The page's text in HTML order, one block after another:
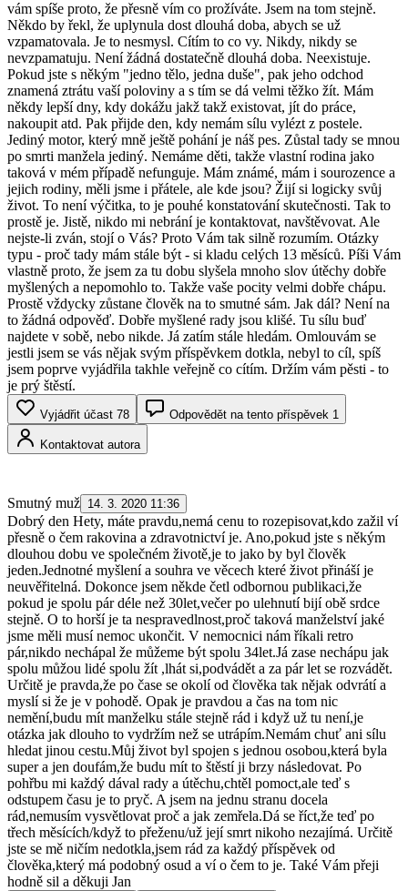
vám spíše proto, že přesně vím co prožíváte. Jsem na tom stejně.
Někdo by řekl, že uplynula dost dlouhá doba, abych se už
vzpamatovala. Je to nesmysl. Cítím to co vy. Nikdy, nikdy se
nevzpamatuju. Není žádná dostatečně dlouhá doba. Neexistuje.
Pokud jste s někým "jedno tělo, jedna duše", pak jeho odchod
znamená ztrátu vaší poloviny a s tím se dá velmi těžko žít. Mám
někdy lepší dny, kdy dokážu jakž takž existovat, jít do práce,
nakoupit atd. Pak přijde den, kdy nemám sílu vylézt z postele.
Jediný motor, který mně ještě pohání je náš pes. Zůstal tady se mnou
po smrti manžela jediný. Nemáme děti, takže vlastní rodina jako
taková v mém případě nefunguje. Mám známé, mám i sourozence a
jejich rodiny, měli jsme i přátele, ale kde jsou? Žijí si logicky svůj
život. To není výčitka, to je pouhé konstatování skutečnosti. Tak to
prostě je. Jistě, nikdo mi nebrání je kontaktovat, navštěvovat. Ale
nejste-li zván, stojí o Vás? Proto Vám tak silně rozumím. Otázky
typu - proč tady mám stále být - si kladu celých 13 měsíců. Píši Vám
vlastně proto, že jsem za tu dobu slyšela mnoho slov útěchy dobře
myšlených a nepomohlo to. Takže vaše pocity velmi dobře chápu.
Prostě vždycky zůstane člověk na to smutné sám. Jak dál? Není na
to žádná odpověď. Dobře myšlené rady jsou klišé. Tu sílu buď
najdete v sobě, nebo nikde. Já zatím stále hledám. Omlouvám se
jestli jsem se vás nějak svým příspěvkem dotkla, nebyl to cíl, spíš
jsem poprve vyjádřila takhle veřejně co cítím. Držím vám pěsti - to
je prý štěstí.
Vyjádřit účast 78 Odpovědět na tento příspěvek 1
Kontaktovat autora
Smutný muž 14. 3. 2020 11:36
Dobrý den Hety, máte pravdu,nemá cenu to rozepisovat,kdo zažil ví
přesně o čem rakovina a zdravotnictví je. Ano,pokud jste s někým
dlouhou dobu ve společném životě,je to jako by byl člověk
jeden.Jednotné myšlení a souhra ve věcech které život přináší je
neuvěřitelná. Dokonce jsem někde četl odbornou publikaci,že
pokud je spolu pár déle než 30let,večer po ulehnutí bijí obě srdce
stejně. O to horší je ta nespravedlnost,proč taková manželství jaké
jsme měli musí nemoc ukončit. V nemocnici nám říkali retro
pár,nikdo nechápal že můžeme být spolu 34let.Já zase nechápu jak
spolu můžou lidé spolu žít ,lhát si,podvádět a za pár let se rozvádět.
Určitě je pravda,že po čase se okolí od člověka tak nějak odvrátí a
myslí si že je v pohodě. Opak je pravdou a čas na tom nic
nemění,budu mít manželku stále stejně rád i když už tu není,je
otázka jak dlouho to vydržím než se utrápím.Nemám chuť ani sílu
hledat jinou cestu.Můj život byl spojen s jednou osobou,která byla
super a jen doufám,že budu mít to štěstí ji brzy následovat. Po
pohřbu mi každý dával rady a útěchu,chtěl pomoct,ale teď s
odstupem času je to pryč. A jsem na jednu stranu docela
rád,nemusím vysvětlovat proč a jak zemřela.Dá se říct,že teď po
třech měsících/když to přeženu/už její smrt nikoho nezajímá. Určitě
jste se mě ničím nedotkla,jsem rád za každý příspěvek od
člověka,který má podobný osud a ví o čem to je. Také Vám přeji
hodně sil a děkuji Jan